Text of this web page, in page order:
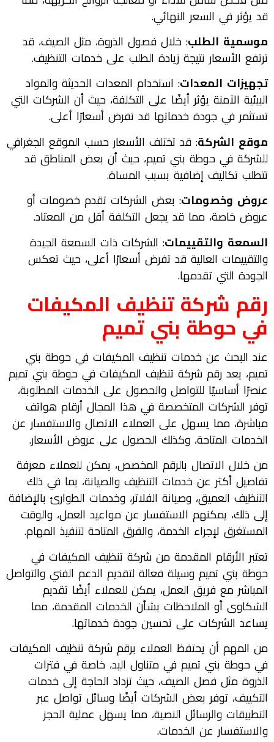
قد يؤثر في السعر النهائي.
موسمية الطلب: خلال فصول الذروة، مثل الصيف، قد
ترتفع الأسعار نتيجة زيادة الطلب على خدمات التنظيف.
تجهيزات المعدات: استخدام المعدات الحديثة والمواد
البيئية الآمنة يؤثر أيضًا على التكلفة، حيث أن الشركات التي
تستثمر في جودة خدماتها قد تفرض أسعارًا أعلى.
موقع الشركة: قد تختلف الأسعار حسب الموقع الجغرافي
للشركة في حوطة بني تميم، حيث أن بعض المناطق قد
تتطلب تكاليف إضافية بسبب المساة.
عروض وخصومات: بعض الشركات تقدم خصومات أو
عروض خاصة، مما قد يجعل التكلفة أقل من المعتاد.
السمعة والتقييمات: الشركات ذات السمعة الجيدة
والتقييمات العالية قد تفرض أسعارًا أعلى، حيث تعكس
الجودة التي تقدمها.
رقم شركة تنظيف المكيفات
في حوطة بني تميم
عند البحث عن خدمات تنظيف المكيفات في حوطة بني
تميم، يعد رقم شركة تنظيف المكيفات في حوطة بني تميم
عنصرًا أساسيًا للتواصل والحصول على الخدمات المطلوبة،
توفر الشركات المتخصصة في هذا المجال أرقام هواتف
مباشرة، مما يسهل على العملاء الاتصال والاستفسار عن
الخدمات المتاحة، وكذلك الحصول على عروض الأسعار.
من خلال الاتصال بالرقم المخصص، يمكن للعملاء معرفة
تفاصيل أكثر عن خدمات التنظيف والصيانة، بما في ذلك
التنظيف العميق، وصيانة الفلاتر، وخدمات الطوارئ بالإضافة
إلى ذلك، يمكنهم الاستفسار عن مواعيد العمل، والوقت
المستغرق لإجراء الخدمة، والفرق المتاحة لتنفيذ المهام.
تعتبر الأرقام المقدمة من شركة تنظيف المكيفات في
حوطة بني تميم وسيلة فعالة لتقديم الدعم الفني والتواصل
المباشر مع فريق العمل، يمكن للعملاء أيضًا تقديم
الشكاوى أو الملاحظات بشأن الخدمات المقدمة، مما
يساعد الشركات على تحسين جودة خدماتها.
من المهم أن يحتفظ العملاء برقم شركة تنظيف المكيفات
في حوطة بني تميم في متناول اليد، خاصة في فترات
الذروة مثل فصل الصيف، حيث تزداد الحاجة إلى خدمات
التكييف، توفر بعض الشركات أيضًا وسائل تواصل عبر
التطبيقات والرسائل النصية، مما يسهل عملية الحجز
والاستفسار عن الخدمات.